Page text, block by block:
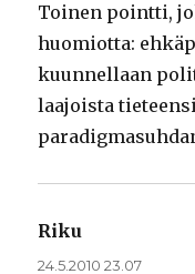
Toinen pointti,
huomiotta:
kuunnellaan
laajoista
Riku
24.5.2010 23.07